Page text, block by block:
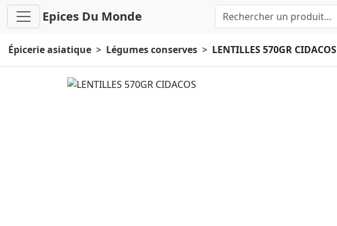
Epices Du Monde
Épicerie asiatique Légumes conserves LENTILLES 570GR CIDACOS